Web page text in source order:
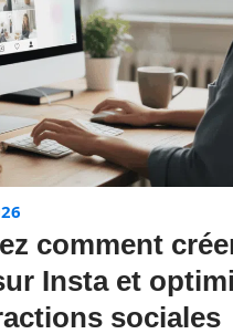
comment
Insta et
sociales